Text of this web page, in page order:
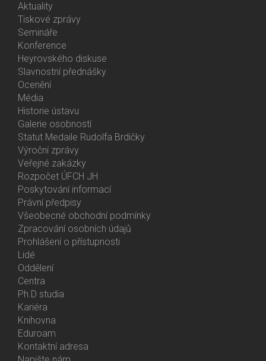
Bottom
Menu
Activities
Aktuality
Tiskové zprávy
Semináře
Konference
Heyrovského diskuse
Slavnostní přednášky
Ocenění
Média
Historie ústavu
Galerie osobností
Statut Medaile Rudolfa Brdičky
Bottom
Menu
About
Us
Výroční zprávy
Veřejné zakázky
Rozpočet ÚFCH JH
Poskytování informací
Právní předpisy
Všeobecné obchodní podmínky
Zpracování osobních údajů
Prohlášení o přístupnosti
Bottom
Menu
Contacts
Lidé
Oddělení
Centra
Ph.D studia
Kariéra
Knihovna
Eduroam
Kontaktní adresa